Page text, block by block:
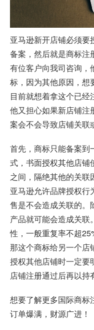
亚马逊新开店铺必须
备案，然后就是商标注
有位客户向我司咨询，
标，因为其他原因，想
目前就想着拿这个已经
他又担心如果新店铺注
案会不会导致店铺关联
首先，商标只能备案到
式，书面授权其他店铺
之间，隔绝其他的关联
亚马逊允许品牌授权行
售是不会造成关联的。
产品就可能会造成关联
性，一般重复率不超
那这个商标给另一个店
授权其他店铺时一定要
店铺注册通过后再以持
想要了解更多国际商标
订单爆满，财源广进！